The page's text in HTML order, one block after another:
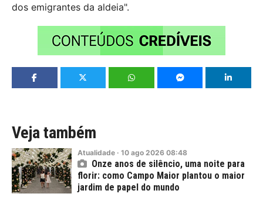
dos emigrantes da aldeia".
Veja também
Atualidade · 10 ago 2026 08:48
Onze anos de silêncio, uma noite para
florir: como Campo Maior plantou o maior
jardim de papel do mundo